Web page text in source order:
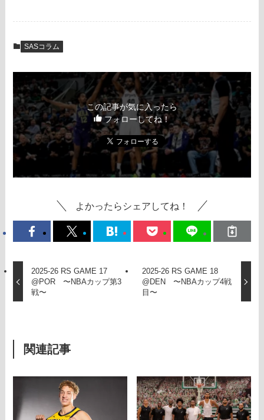
SASコラム
この記事が気に入ったら
フォローしてね！
よかったらシェアしてね！
2025-26 RS GAME 17
@POR 〜NBAカップ第3
戦〜
2025-26 RS GAME 18
@DEN 〜NBAカップ4戦
目〜
関連記事